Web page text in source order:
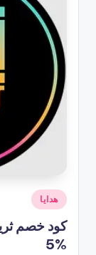
نُشر
في
هدايا
%5